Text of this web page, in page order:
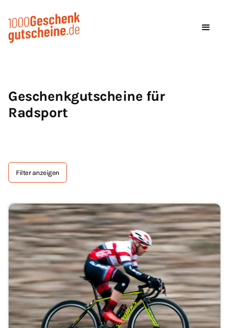
Geschenkgutscheine für
Radsport
Filter anzeigen